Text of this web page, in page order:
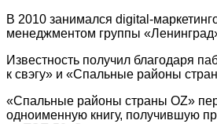
В 2010 занимался digital-
менеджментом группы
Известность получил благодаря
к свэгу» и «Спальные районы
«Спальные районы страны OZ»
одноименную книгу, получившую